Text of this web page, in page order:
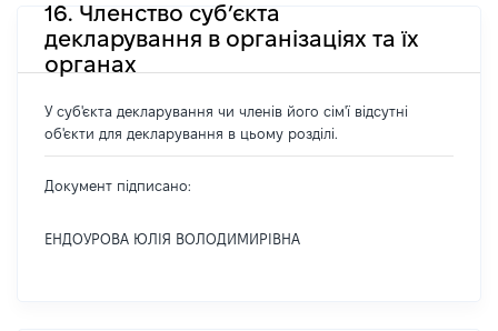
16. Членство суб’єкта
декларування в організаціях та їх
органах
У суб'єкта декларування чи членів його сім'ї відсутні
об'єкти для декларування в цьому розділі.
Документ підписано:
ЕНДОУРОВА ЮЛІЯ ВОЛОДИМИРІВНА